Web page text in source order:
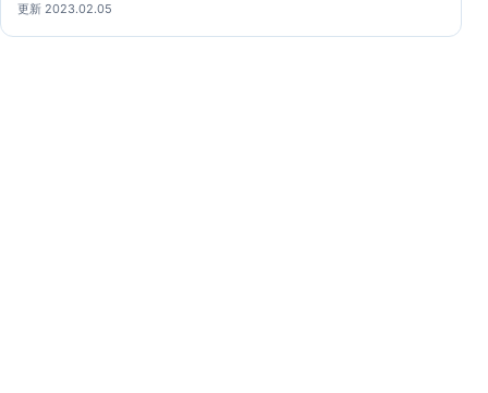
更新 2023.02.05